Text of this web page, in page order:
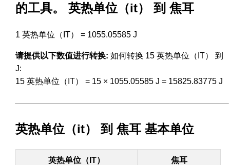
的工具。 英热单位（it） 到 焦耳
1 英热单位（IT） = 1055.05585 J
请提供以下数值进行转换: 如何转换 15 英热单位（IT） 到
J:
15 英热单位（IT） = 15 × 1055.05585 J = 15825.83775 J
英热单位（it） 到 焦耳 基本单位
英热单位（IT） 焦耳